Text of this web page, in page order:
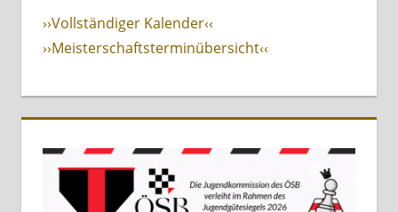
››Vollständiger Kalender‹‹
››Meisterschaftsterminübersicht‹‹